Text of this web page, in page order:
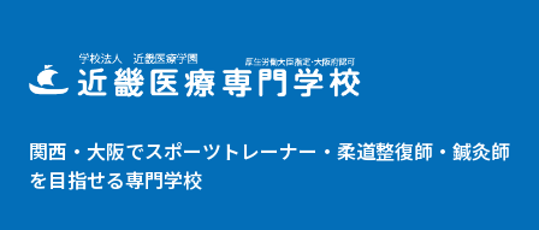
関西・大阪でスポーツトレーナー・ 柔道整復師 ・鍼灸師
を目指せる専門学校